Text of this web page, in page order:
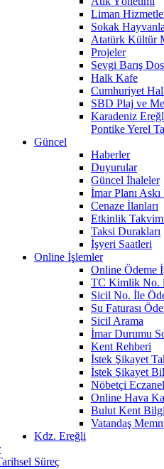
Liman
Sokak
Atatürk Kültür
Projeler
Sevgi Barış
Halk Kafe
Cumhuriyet
SBD Plaj ve
Karadeniz
Pontike Yerel
Güncel
Haberler
Duyurular
Güncel İhaleler
İmar Planı Askı
Cenaze İlanları
Etkinlik
Taksi Durakları
İşyeri Saatleri
Online İşlemler
Online Ödeme
TC Kimlik No.
Sicil No. İle
Su Faturası
Sicil Arama
İmar Durumu
Kent Rehberi
İstek Şikayet
İstek Şikayet
Nöbetçi
Online Hava
Bulut Kent
Vatandaş
Kdz. Ereğli
Süreç